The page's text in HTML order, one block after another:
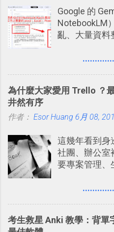
可以立即拿到
之前我在電腦
表機也免隨身
發： 同樣的
Google 的
NotebookLM
亂、大量資料
量格式不一
Codex 這樣的
為什麼大家愛用 Trello ？
井然有序
作者： Esor Huang 6月 08,
這幾年看到身
社團、辦公室
要專案管理、
一個什麼樣
念」的管理教
考生救星 Anki 教學：背單